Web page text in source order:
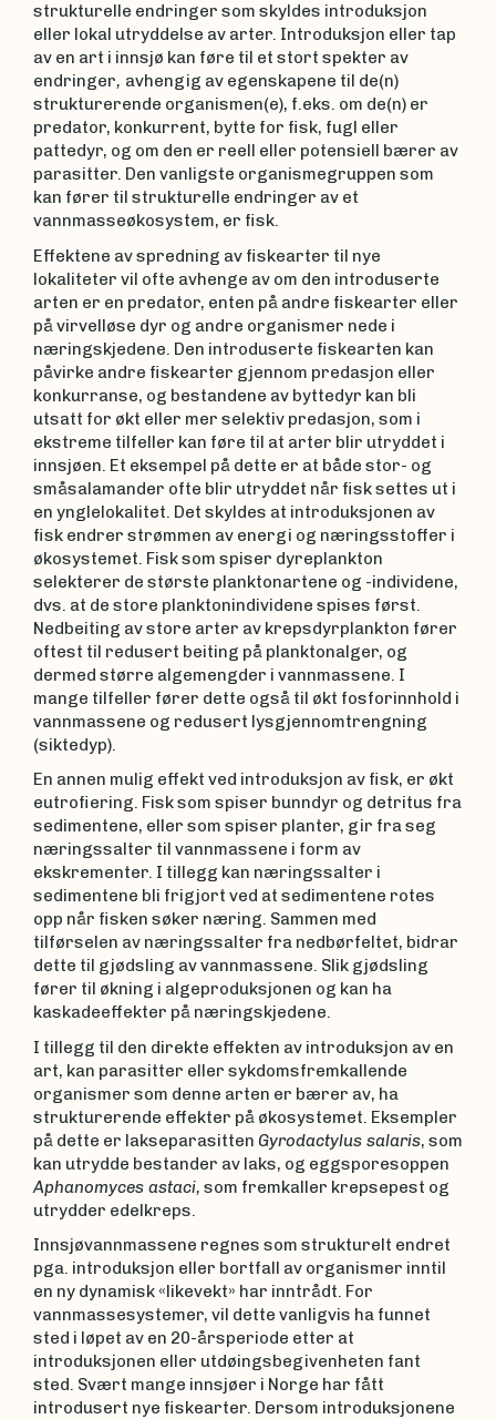
strukturelle endringer som skyldes introduksjon
eller lokal utryddelse av arter. Introduksjon eller tap
av en art i innsjø kan føre til et stort spekter av
endringer, avhengig av egenskapene til de(n)
strukturerende organismen(e), f.eks. om de(n) er
predator, konkurrent, bytte for fisk, fugl eller
pattedyr, og om den er reell eller potensiell bærer av
parasitter. Den vanligste organismegruppen som
kan fører til strukturelle endringer av et
vannmasseøkosystem, er fisk.
Effektene av spredning av fiskearter til nye
lokaliteter vil ofte avhenge av om den introduserte
arten er en predator, enten på andre fiskearter eller
på virvelløse dyr og andre organismer nede i
næringskjedene. Den introduserte fiskearten kan
påvirke andre fiskearter gjennom predasjon eller
konkurranse, og bestandene av byttedyr kan bli
utsatt for økt eller mer selektiv predasjon, som i
ekstreme tilfeller kan føre til at arter blir utryddet i
innsjøen. Et eksempel på dette er at både stor- og
småsalamander ofte blir utryddet når fisk settes ut i
en ynglelokalitet. Det skyldes at introduksjonen av
fisk endrer strømmen av energi og næringsstoffer i
økosystemet. Fisk som spiser dyreplankton
selekterer de største planktonartene og -individene,
dvs. at de store planktonindividene spises først.
Nedbeiting av store arter av krepsdyrplankton fører
oftest til redusert beiting på planktonalger, og
dermed større algemengder i vannmassene. I
mange tilfeller fører dette også til økt fosforinnhold i
vannmassene og redusert lysgjennomtrengning
(siktedyp).
En annen mulig effekt ved introduksjon av fisk, er økt
eutrofiering. Fisk som spiser bunndyr og detritus fra
sedimentene, eller som spiser planter, gir fra seg
næringssalter til vannmassene i form av
ekskrementer. I tillegg kan næringssalter i
sedimentene bli frigjort ved at sedimentene rotes
opp når fisken søker næring. Sammen med
tilførselen av næringssalter fra nedbørfeltet, bidrar
dette til gjødsling av vannmassene. Slik gjødsling
fører til økning i algeproduksjonen og kan ha
kaskadeeffekter på næringskjedene.
I tillegg til den direkte effekten av introduksjon av en
art, kan parasitter eller sykdomsfremkallende
organismer som denne arten er bærer av, ha
strukturerende effekter på økosystemet. Eksempler
på dette er lakseparasitten Gyrodactylus salaris, som
kan utrydde bestander av laks, og eggsporesoppen
Aphanomyces astaci, som fremkaller krepsepest og
utrydder edelkreps.
Innsjøvannmassene regnes som strukturelt endret
pga. introduksjon eller bortfall av organismer inntil
en ny dynamisk «likevekt» har inntrådt. For
vannmassesystemer, vil dette vanligvis ha funnet
sted i løpet av en 20-årsperiode etter at
introduksjonen eller utdøingsbegivenheten fant
sted. Svært mange innsjøer i Norge har fått
introdusert nye fiskearter. Dersom introduksjonene